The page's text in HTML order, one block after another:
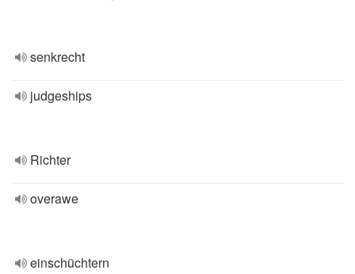
senkrecht
judgeships
Richter
overawe
einschüchtern